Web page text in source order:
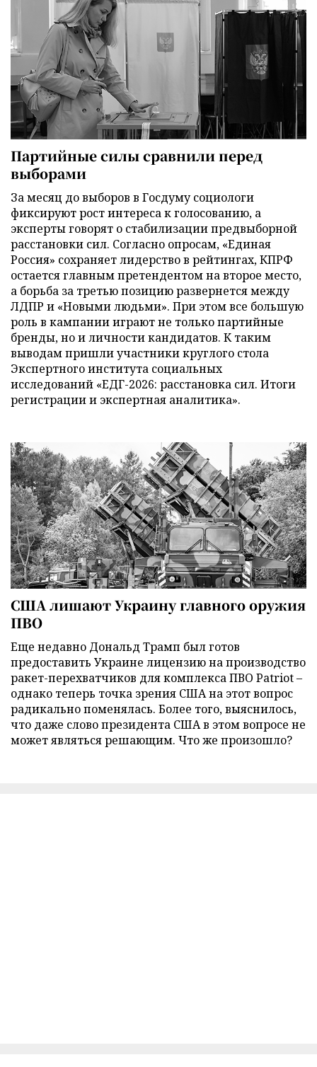
Партийные силы сравнили перед
выборами
За месяц до выборов в Госдуму социологи
фиксируют рост интереса к голосованию, а
эксперты говорят о стабилизации предвыборной
расстановки сил. Согласно опросам, «Единая
Россия» сохраняет лидерство в рейтингах, КПРФ
остается главным претендентом на второе место,
а борьба за третью позицию развернется между
ЛДПР и «Новыми людьми». При этом все большую
роль в кампании играют не только партийные
бренды, но и личности кандидатов. К таким
выводам пришли участники круглого стола
Экспертного института социальных
исследований «ЕДГ-2026: расстановка сил. Итоги
регистрации и экспертная аналитика».
США лишают Украину главного оружия
ПВО
Еще недавно Дональд Трамп был готов
предоставить Украине лицензию на производство
ракет-перехватчиков для комплекса ПВО Patriot –
однако теперь точка зрения США на этот вопрос
радикально поменялась. Более того, выяснилось,
что даже слово президента США в этом вопросе не
может являться решающим. Что же произошло?